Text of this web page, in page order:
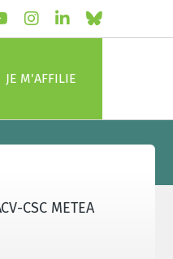
JE M'AFFILIE
CSC METEA